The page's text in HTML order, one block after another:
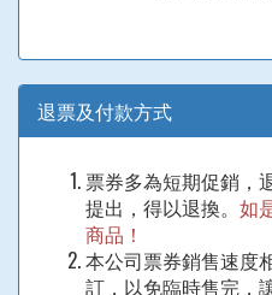
退票及付款方式
票券多為短期促銷，
提出，得以退換。 如
商品！
本公司票券銷售速度
訂，以免臨時售完，